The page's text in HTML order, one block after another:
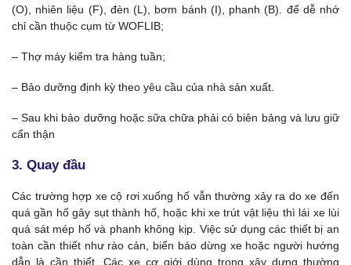
(O), nhiên liệu (F), đèn (L), bơm bánh (I), phanh (B). để dễ nhớ
chỉ cần thuộc cụm từ WOFLIB;
– Thợ máy kiểm tra hàng tuần;
– Bảo dưỡng định kỳ theo yêu cầu của nhà sản xuất.
– Sau khi bảo dưỡng hoặc sữa chữa phải có biên bảng và lưu giữ
cẩn thận
3. Quay đầu
Các trường hợp xe cộ rơi xuống hố vẫn thường xảy ra do xe đến
quá gần hố gây sụt thành hố, hoặc khi xe trút vật liệu thì lái xe lùi
quá sát mép hố và phanh không kịp. Việc sử dụng các thiết bị an
toàn cần thiết như rào cản, biển báo dừng xe hoặc người hướng
dẫn là cần thiết. Các xe cơ giới dùng trong xây dựng thường